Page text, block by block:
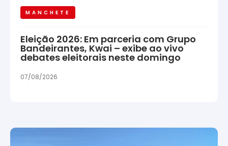
MANCHETE
Eleição 2026: Em parceria com Grupo
Bandeirantes, Kwai – exibe ao vivo
debates eleitorais neste domingo
07/08/2026